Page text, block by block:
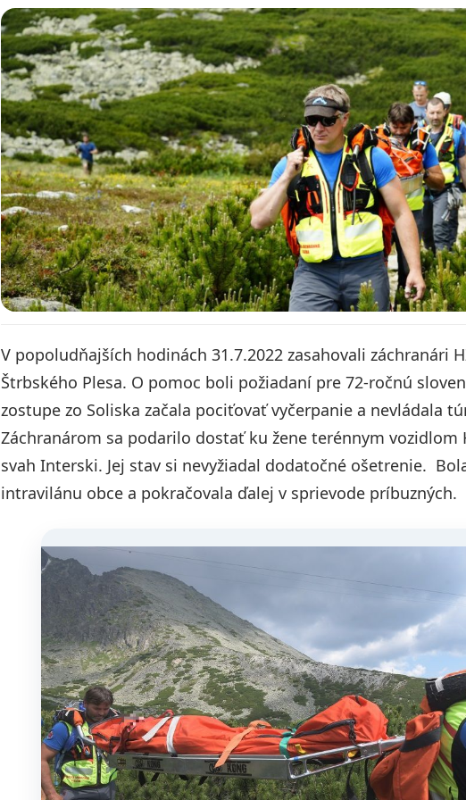
V popoludňajších hodinách 31.7.2022 zasahovali záchranári
Štrbského Plesa. O pomoc boli požiadaní pre 72-ročnú
zostupe zo Soliska začala pociťovať vyčerpanie a nevládala
Záchranárom sa podarilo dostať ku žene terénnym vozidlom
svah Interski. Jej stav si nevyžiadal dodatočné ošetrenie.
intravilánu obce a pokračovala ďalej v sprievode príbuzných.